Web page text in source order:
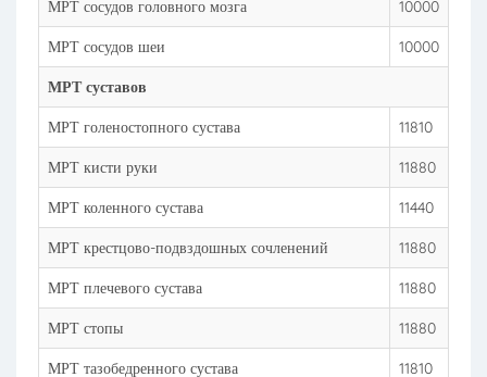
МРТ сосудов головного мозга 10000
МРТ сосудов шеи 10000
МРТ суставов
МРТ голеностопного сустава 11810
МРТ кисти руки 11880
МРТ коленного сустава 11440
МРТ крестцово-подвздошных сочленений 11880
МРТ плечевого сустава 11880
МРТ стопы 11880
МРТ тазобедренного сустава 11810